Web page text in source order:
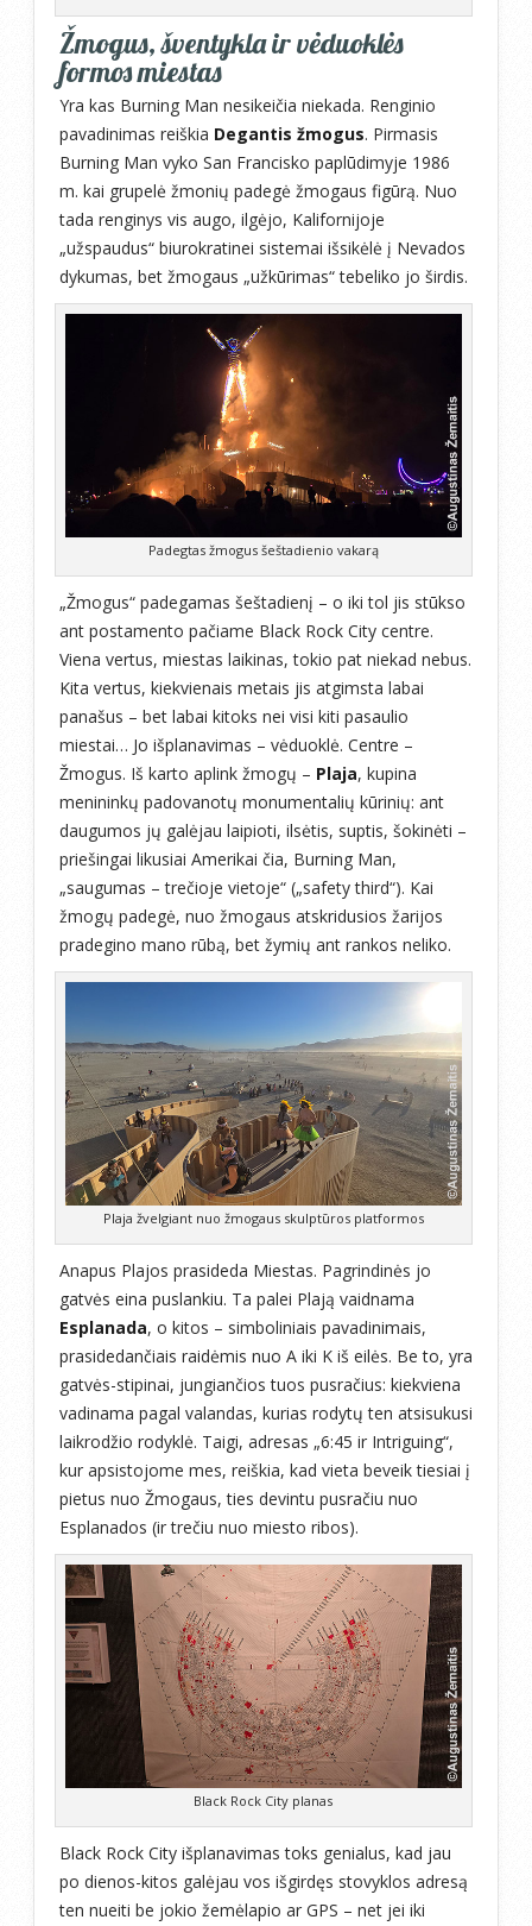
Žmogus, šventykla ir vėduoklės
formos miestas
Yra kas Burning Man nesikeičia niekada. Renginio
pavadinimas reiškia Degantis žmogus. Pirmasis
Burning Man vyko San Francisko paplūdimyje 1986
m. kai grupelė žmonių padegė žmogaus figūrą. Nuo
tada renginys vis augo, ilgėjo, Kalifornijoje
„užspaudus“ biurokratinei sistemai išsikėlė į Nevados
dykumas, bet žmogaus „užkūrimas“ tebeliko jo širdis.
Padegtas žmogus šeštadienio vakarą
„Žmogus“ padegamas šeštadienį – o iki tol jis stūkso
ant postamento pačiame Black Rock City centre.
Viena vertus, miestas laikinas, tokio pat niekad nebus.
Kita vertus, kiekvienais metais jis atgimsta labai
panašus – bet labai kitoks nei visi kiti pasaulio
miestai… Jo išplanavimas – vėduoklė. Centre –
Žmogus. Iš karto aplink žmogų – Plaja, kupina
menininkų padovanotų monumentalių kūrinių: ant
daugumos jų galėjau laipioti, ilsėtis, suptis, šokinėti –
priešingai likusiai Amerikai čia, Burning Man,
„saugumas – trečioje vietoje“ („safety third“). Kai
žmogų padegė, nuo žmogaus atskridusios žarijos
pradegino mano rūbą, bet žymių ant rankos neliko.
Plaja žvelgiant nuo žmogaus skulptūros platformos
Anapus Plajos prasideda Miestas. Pagrindinės jo
gatvės eina puslankiu. Ta palei Plają vaidnama
Esplanada, o kitos – simboliniais pavadinimais,
prasidedančiais raidėmis nuo A iki K iš eilės. Be to, yra
gatvės-stipinai, jungiančios tuos pusračius: kiekviena
vadinama pagal valandas, kurias rodytų ten atsisukusi
laikrodžio rodyklė. Taigi, adresas „6:45 ir Intriguing“,
kur apsistojome mes, reiškia, kad vieta beveik tiesiai į
pietus nuo Žmogaus, ties devintu pusračiu nuo
Esplanados (ir trečiu nuo miesto ribos).
Black Rock City planas
Black Rock City išplanavimas toks genialus, kad jau
po dienos-kitos galėjau vos išgirdęs stovyklos adresą
ten nueiti be jokio žemėlapio ar GPS – net jei iki